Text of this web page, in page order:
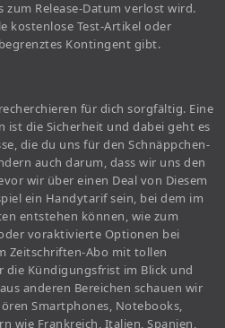
zum Release-Datum verlost wird.
kostenlose Test-Artikel oder
Kontingent gibt.
für dich sorgfältig. Eine
ist die Sicherheit und dabei geht es
die du uns für den Schnäppchen-
auch darum, dass wir uns den
wir über einen Deal von Diesem
ein Handytarif sein, bei dem im
entstehen können, wie zum
voraktivierte Optionen bei
Zeitschriften-Abo mit tollen
die Kündigungsfrist im Blick und
anderen Bereichen schauen wir
Smartphones, Notebooks,
wie Frankreich, Italien, Spanien,